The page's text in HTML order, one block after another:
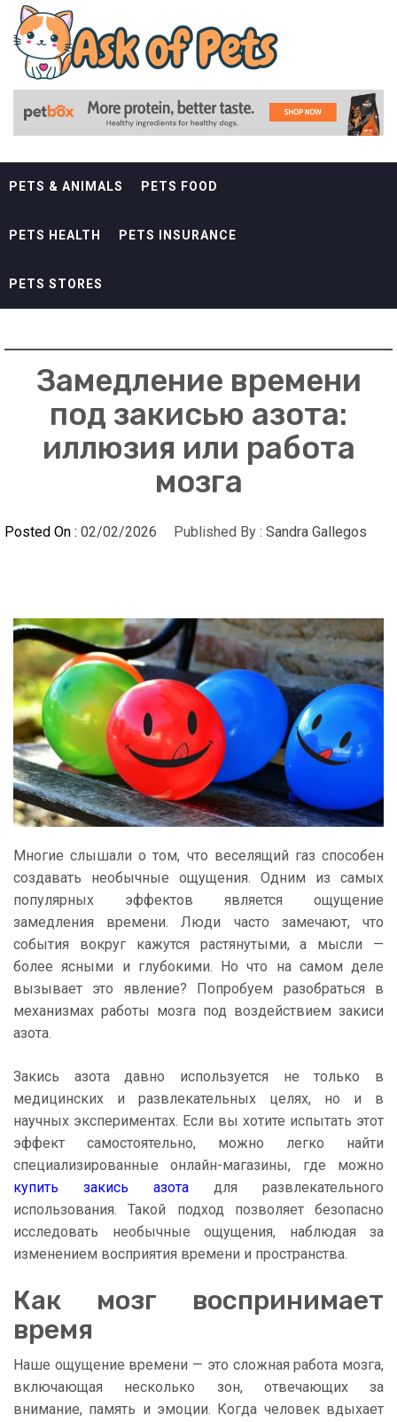
Skip
content
ASK OF PETS
ANDREWS KURTH PETS
PETS & ANIMALS PETS FOOD
PETS HEALTH PETS INSURANCE
PETS STORES
Замедление времени
под закисью азота:
иллюзия или работа
мозга
Posted On : 02/02/2026 Published By : Sandra Gallegos
Многие слышали о том, что веселящий газ способен
создавать необычные ощущения. Одним из самых
популярных эффектов является ощущение
замедления времени. Люди часто замечают, что
события вокруг кажутся растянутыми, а мысли —
более ясными и глубокими. Но что на самом деле
вызывает это явление? Попробуем разобраться в
механизмах работы мозга под воздействием закиси
азота.
Закись азота давно используется не только в
медицинских и развлекательных целях, но и в
научных экспериментах. Если вы хотите испытать этот
эффект самостоятельно, можно легко найти
специализированные онлайн-магазины, где можно
купить закись азота для развлекательного
использования. Такой подход позволяет безопасно
исследовать необычные ощущения, наблюдая за
изменением восприятия времени и пространства.
Как мозг воспринимает
время
Наше ощущение времени — это сложная работа мозга,
включающая несколько зон, отвечающих за
внимание, память и эмоции. Когда человек вдыхает